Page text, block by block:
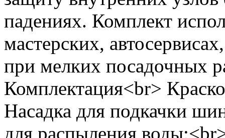
падениях. Комплект
мастерских,
при мелких посадочных
Комплектация<br>
Насадка для подкачки
для распыления